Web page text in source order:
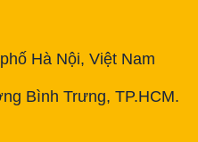
Hà Nội, Việt Nam
Bình Trưng, TP.HCM.